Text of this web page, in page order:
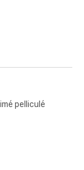
pelliculé